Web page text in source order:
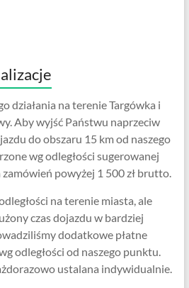
działania na terenie Targówka i
Aby wyjść Państwu naprzeciw
do obszaru 15 km od naszego
wg odległości sugerowanej
zamówień powyżej 1 500 zł brutto.
na terenie miasta, ale
czas dojazdu w bardziej
dodatkowe płatne
odległości od naszego punktu.
ustalana indywidualnie.